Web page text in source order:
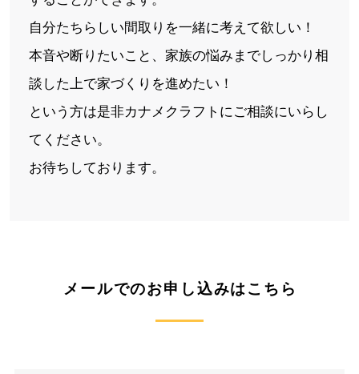
自分たちらしい間取りを一緒に考えて欲しい！
本音や断りたいこと、家族の悩みまでしっかり相
談した上で家づくりを進めたい！
という方は是非カナメクラフトにご相談にいらし
てください。
お待ちしております。
メールでのお申し込みはこちら